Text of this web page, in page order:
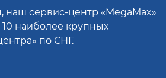
наш сервис-центр «MegaMax»
наиболее крупных
по СНГ.